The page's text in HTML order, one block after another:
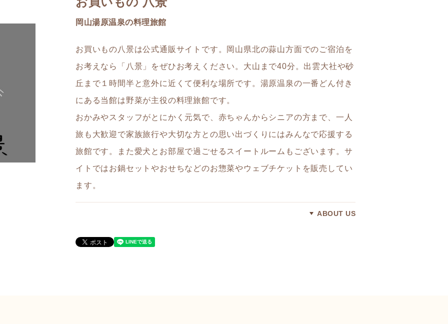
岡山湯原温泉の料理旅館
お買いもの八景は公式通販サイトです。岡山県北の蒜山方面でのご宿泊を
お考えなら「八景」をぜひお考えください。大山まで40分。出雲大社や砂
丘まで１時間半と意外に近くて便利な場所です。湯原温泉の一番どん付き
にある当館は野菜が主役の料理旅館です。
おかみやスタッフがとにかく元気で、赤ちゃんからシニアの方まで、一人
旅も大歓迎で家族旅行や大切な方との思い出づくりにはみんなで応援する
旅館です。また愛犬とお部屋で過ごせるスイートルームもございます。サ
イトではお鍋セットやおせちなどのお惣菜やウェブチケットを販売してい
ます。
ABOUT US